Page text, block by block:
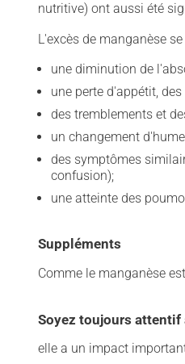
nutritive) ont aussi été
L'excès de manganèse
une diminution de
une perte d'appétit,
des tremblements et
un changement
des symptômes
confusion);
une atteinte des
Suppléments
Comme le manganèse
Soyez toujours
elle a un impact